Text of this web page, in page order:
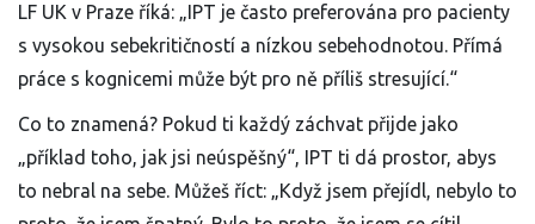
LF UK v Praze říká: „IPT je často preferována pro pacienty
s vysokou sebekritičností a nízkou sebehodnotou. Přímá
práce s kognicemi může být pro ně příliš stresující.“
Co to znamená? Pokud ti každý záchvat přijde jako
„příklad toho, jak jsi neúspěšný“, IPT ti dá prostor, abys
to nebral na sebe. Můžeš říct: „Když jsem přejídl, nebylo to